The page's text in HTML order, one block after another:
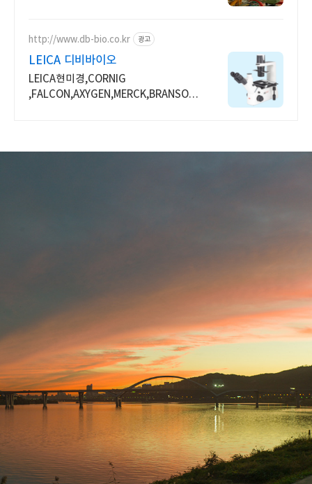
http://www.db-bio.co.kr 광고
LEICA 디비바이오
LEICA현미경,CORNIG
,FALCON,AXYGEN,MERCK,BRANSON